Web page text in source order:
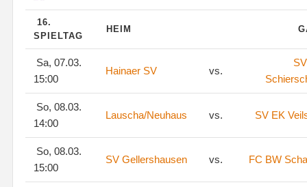
16.
SPIELTAG
HEIM
Sa, 07.03.
15:00
Hainaer SV vs.
So, 08.03.
14:00
Lauscha/Neuhaus vs. SV EK
So, 08.03.
15:00
SV Gellershausen vs. FC BW